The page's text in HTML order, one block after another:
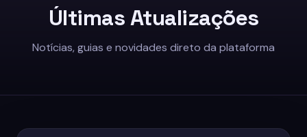
Loteria
Ofertas exclusivas
Últimas Atualizações
Notícias, guias e novidades direto da plataforma